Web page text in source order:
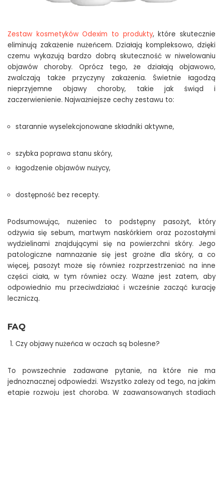
Zestaw kosmetyków Odexim to produkty, które skutecznie
eliminują zakażenie nużeńcem. Działają kompleksowo, dzięki
czemu wykazują bardzo dobrą skuteczność w niwelowaniu
objawów choroby. Oprócz tego, że działają objawowo,
zwalczają także przyczyny zakażenia. Świetnie łagodzą
nieprzyjemne objawy choroby, takie jak świąd i
zaczerwienienie. Najważniejsze cechy zestawu to:
starannie wyselekcjonowane składniki aktywne,
szybka poprawa stanu skóry,
łagodzenie objawów nużycy,
dostępność bez recepty.
Podsumowując, nużeniec to podstępny pasożyt, który
odżywia się sebum, martwym naskórkiem oraz pozostałymi
wydzielinami znajdującymi się na powierzchni skóry. Jego
patologiczne namnażanie się jest groźne dla skóry, a co
więcej, pasożyt może się również rozprzestrzeniać na inne
części ciała, w tym również oczy. Ważne jest zatem, aby
odpowiednio mu przeciwdziałać i wcześnie zacząć kurację
leczniczą.
FAQ
Czy objawy nużeńca w oczach są bolesne?
To powszechnie zadawane pytanie, na które nie ma
jednoznacznej odpowiedzi. Wszystko zależy od tego, na jakim
etapie rozwoju jest choroba. W zaawansowanych stadiach